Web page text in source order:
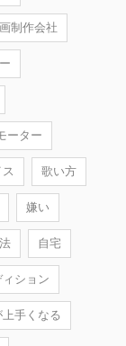
制作会社
ーター
歌い方
嫌い
自宅
ション
上手くなる